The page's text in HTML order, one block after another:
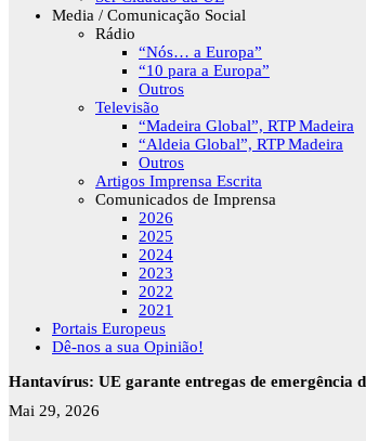
Media / Comunicação Social
Rádio
“Nós… a Europa”
“10 para a Europa”
Outros
Televisão
“Madeira Global”, RTP Madeira
“Aldeia Global”, RTP Madeira
Outros
Artigos Imprensa Escrita
Comunicados de Imprensa
2026
2025
2024
2023
2022
2021
Portais Europeus
Dê-nos a sua Opinião!
Hantavírus: UE garante entregas de emergência
Mai 29, 2026